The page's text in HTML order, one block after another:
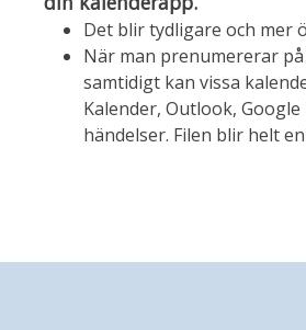
Det blir tydligare och mer
När man prenumererar
samtidigt kan vissa
Kalender, Outlook, Google
händelser. Filen blir helt